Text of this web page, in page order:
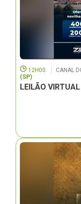
12H00 CANAL
(SP)
LEILÃO VIRTUAL